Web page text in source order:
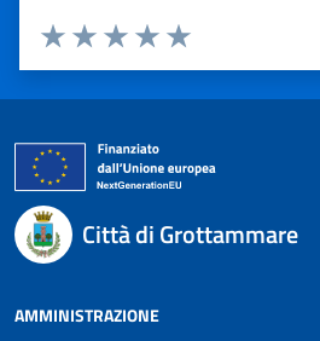
Valuta 5 stelle su 5
Valuta 4 stelle su 5
Valuta 3 stelle su 5
Valuta 2 stelle su 5
Valuta 1 stelle su 5
Città di Grottammare
AMMINISTRAZIONE